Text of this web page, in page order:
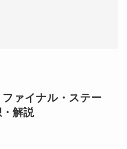
ファイナル・ステー
・解説